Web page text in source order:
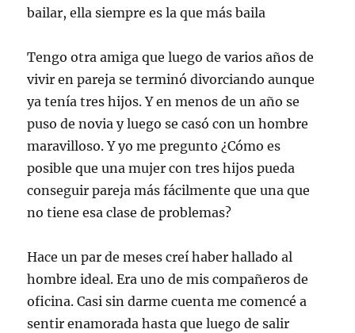
bailar, ella siempre es la que más baila
Tengo otra amiga que luego de varios años de
vivir en pareja se terminó divorciando aunque
ya tenía tres hijos. Y en menos de un año se
puso de novia y luego se casó con un hombre
maravilloso. Y yo me pregunto ¿Cómo es
posible que una mujer con tres hijos pueda
conseguir pareja más fácilmente que una que
no tiene esa clase de problemas?
Hace un par de meses creí haber hallado al
hombre ideal. Era uno de mis compañeros de
oficina. Casi sin darme cuenta me comencé a
sentir enamorada hasta que luego de salir